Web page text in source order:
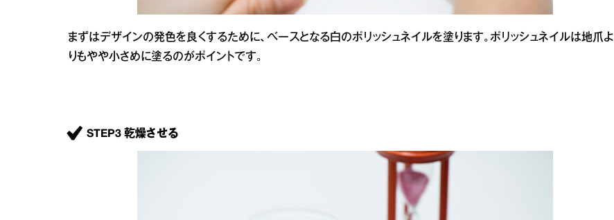
まずはデザインの発色を良くするために、ベースとなる白のポリッシュネイルを塗ります。ポリッシュネイルは地爪よ
りもやや小さめに塗るのがポイントです。
STEP3 乾燥させる